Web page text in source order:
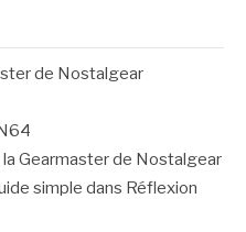
de Nostalgear
la Gearmaster de Nostalgear
simple dans Réflexion